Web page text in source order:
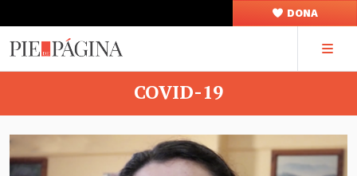
DONA
COVID-19